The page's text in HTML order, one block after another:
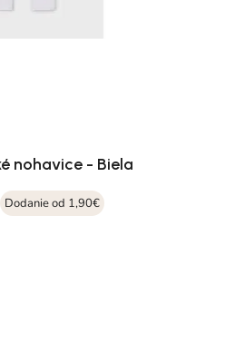
nohavice - Biela
Dodanie od 1,90€